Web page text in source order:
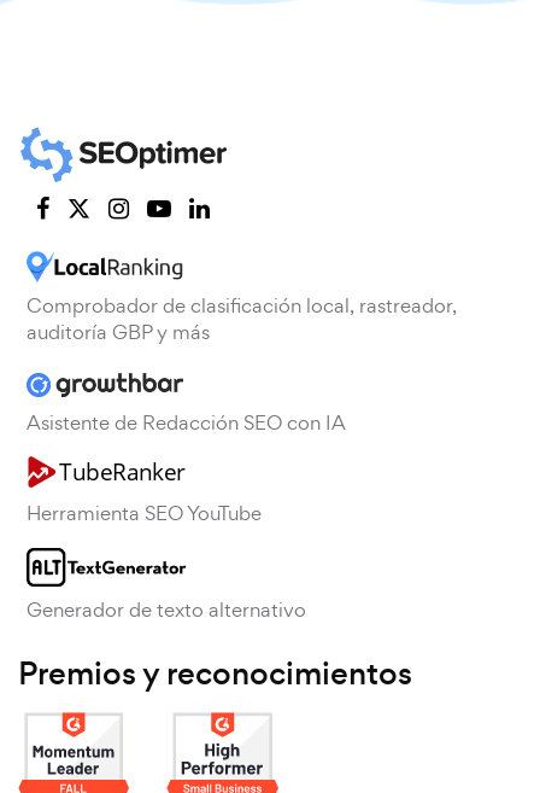
Comprobador de clasificación local, rastreador,
auditoría GBP y más
Asistente de Redacción SEO con IA
Herramienta SEO YouTube
Generador de texto alternativo
Premios y reconocimientos